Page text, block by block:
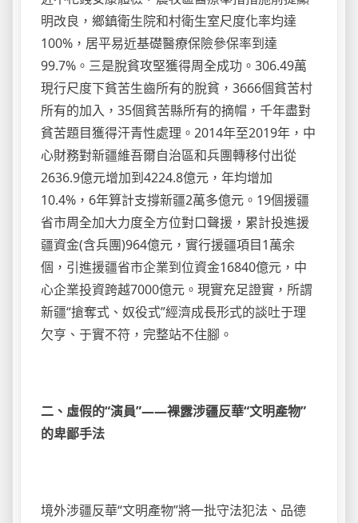
明改良，鄉鎮衛生院和村衛生室尺度化率均達
100%，居平易近基礎醫療保險參保率到達
99.7%。三是脫貧攻堅獲得周全成功。306.49萬
現行尺度下貧苦生齒所有的脫貧，3666個貧苦村
所有的加入，35個貧苦縣所有的摘帽，千年盡對
貧苦題目獲得汗青性處理。2014年至2019年，中
心財務對新疆維吾爾自治區和兵團轉移付出從
2636.9億元增加到4224.8億元，年均增加
10.4%，6年算計支撐新疆2萬多億元。19個援疆
省市周全加大力度全方位對口聲援，累計投進援
疆資金(含兵團)964億元，實行援疆項目1萬余
個，引進援疆省市企業到位資金16840億元，中
心企業投資跨越7000億元。現實充足證實，所謂
新疆“搶奪式、奴役式”經濟成長形式的談吐于理
欠亨、于實不符，完整站不住腳。
二、虛假的“演員”——裸露涉疆反華“文明產物”
的卑鄙手法
境外涉疆反華“文明產物”將一批守法犯法、品德